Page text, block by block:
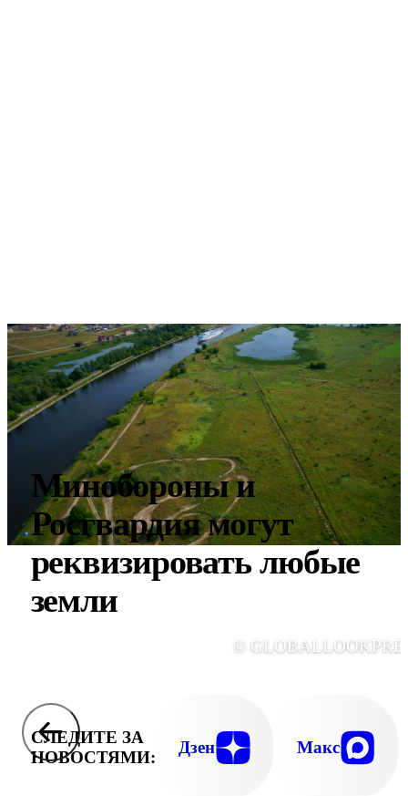
Минобороны и
Росгвардия могут
реквизировать любые
земли
©
СЛЕДИТЕ ЗА
НОВОСТЯМИ:
Дзен Макс